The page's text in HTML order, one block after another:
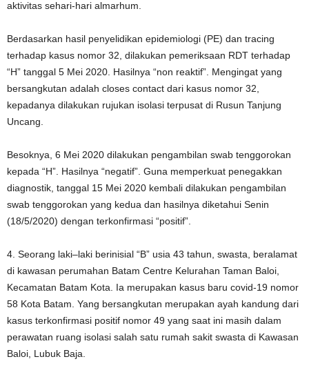
aktivitas sehari-hari almarhum.
Berdasarkan hasil penyelidikan epidemiologi (PE) dan tracing
terhadap kasus nomor 32, dilakukan pemeriksaan RDT terhadap
“H” tanggal 5 Mei 2020. Hasilnya “non reaktif”. Mengingat yang
bersangkutan adalah closes contact dari kasus nomor 32,
kepadanya dilakukan rujukan isolasi terpusat di Rusun Tanjung
Uncang.
Besoknya, 6 Mei 2020 dilakukan pengambilan swab tenggorokan
kepada “H”. Hasilnya “negatif”. Guna memperkuat penegakkan
diagnostik, tanggal 15 Mei 2020 kembali dilakukan pengambilan
swab tenggorokan yang kedua dan hasilnya diketahui Senin
(18/5/2020) dengan terkonfirmasi “positif”.
4. Seorang laki–laki berinisial “B” usia 43 tahun, swasta, beralamat
di kawasan perumahan Batam Centre Kelurahan Taman Baloi,
Kecamatan Batam Kota. Ia merupakan kasus baru covid-19 nomor
58 Kota Batam. Yang bersangkutan merupakan ayah kandung dari
kasus terkonfirmasi positif nomor 49 yang saat ini masih dalam
perawatan ruang isolasi salah satu rumah sakit swasta di Kawasan
Baloi, Lubuk Baja.